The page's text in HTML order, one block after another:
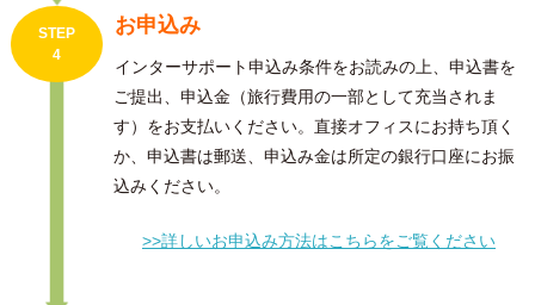
STEP
4
お申込み
インターサポート申込み条件をお読みの上、申込書を
ご提出、申込金（旅行費用の一部として充当されま
す）をお支払いください。直接オフィスにお持ち頂く
か、申込書は郵送、申込み金は所定の銀行口座にお振
込みください。
>>詳しいお申込み方法はこちらをご覧ください